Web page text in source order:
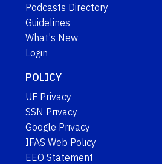
Podcasts Directory
Guidelines
What's New
Login
POLICY
UF Privacy
SSN Privacy
Google Privacy
IFAS Web Policy
EEO Statement